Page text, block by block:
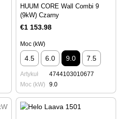
HUUM CORE Wall Combi 9
(9kW) Czarny
€1 153.98
Moc (kW)
4.5 6.0 9.0 7.5
Artykuł
4744103010677
Moc (kW)
9.0